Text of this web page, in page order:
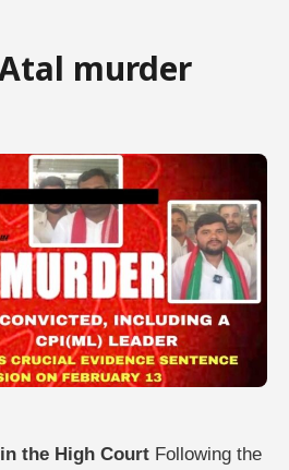
murder
the High Court Following the